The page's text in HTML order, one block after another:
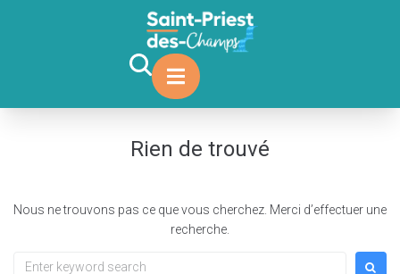
Rien de trouvé
Nous ne trouvons pas ce que vous cherchez. Merci d’effectuer une
recherche.